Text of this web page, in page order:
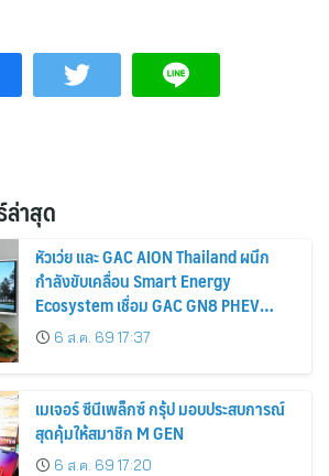
าสุด
หัวเว่ย และ GAC AION Thailand ผนึก
กำลังขับเคลื่อน Smart Energy
Ecosystem เชื่อม GAC GN8 PHEV
รถยนต์ MPV ระดับพรีเมียม เข้ากับ
พลังงานแสงอาทิตย์ภายในบ้าน
6 ส.ค. 69 17:37
เมเจอร์ ซีนีเพล็กซ์ กรุ้ป มอบประสบการณ์
สุดคุ้มให้สมาชิก M GEN
6 ส.ค. 69 17:20